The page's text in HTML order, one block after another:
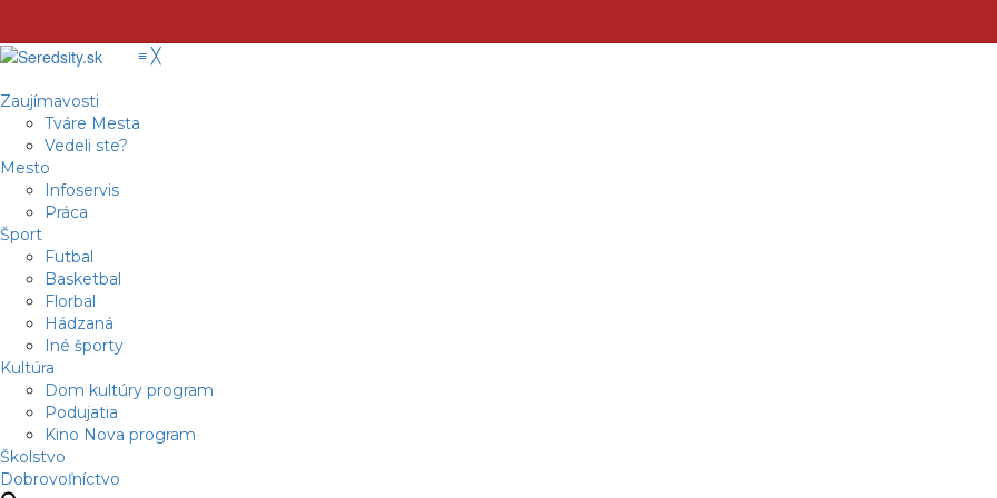
≡ ╳
Zaujímavosti
Tváre Mesta
Vedeli ste?
Mesto
Infoservis
Práca
Šport
Futbal
Basketbal
Florbal
Hádzaná
Iné športy
Kultúra
Dom kultúry program
Podujatia
Kino Nova program
Školstvo
Dobrovoľníctvo